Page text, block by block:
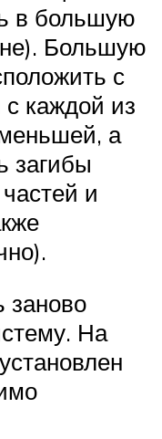
в большую
Большую
с
каждой из
а
загибы
и
заново
На